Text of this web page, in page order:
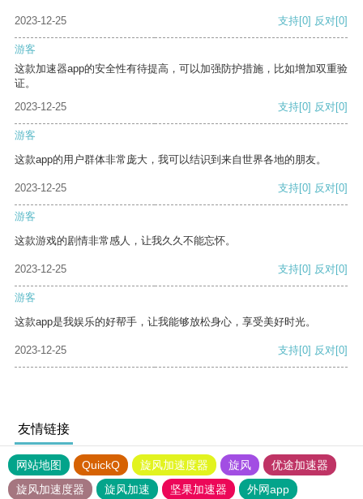
2023-12-25 支持[0] 反对[0]
游客
这款加速器app的安全性有待提高，可以加强防护措施，比如增加双重验
证。
2023-12-25
支持[0] 反对[0]
游客
这款app的用户群体非常庞大，我可以结识到来自世界各地的朋友。
2023-12-25 支持[0] 反对[0]
游客
这款游戏的剧情非常感人，让我久久不能忘怀。
2023-12-25 支持[0] 反对[0]
游客
这款app是我娱乐的好帮手，让我能够放松身心，享受美好时光。
2023-12-25 支持[0] 反对[0]
友情链接
网站地图 QuickQ 旋风加速度器 旋风
优途加速器
旋风加速度器
旋风加速 坚果加速器 外网app